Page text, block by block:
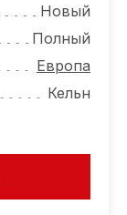
Новый
Полный
Европа
Кельн